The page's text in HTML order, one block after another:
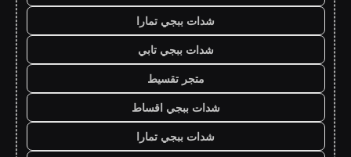
شدات ببجي تمارا
شدات ببجي تابي
متجر تقسيط
شدات ببجي اقساط
شدات ببجي تمارا